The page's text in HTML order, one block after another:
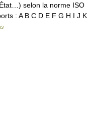
selon la norme ISO
: A B C D E F G H I J K